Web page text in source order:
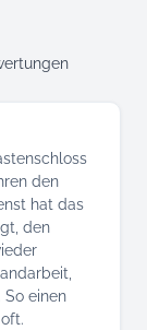
den
hat das
den
So einen